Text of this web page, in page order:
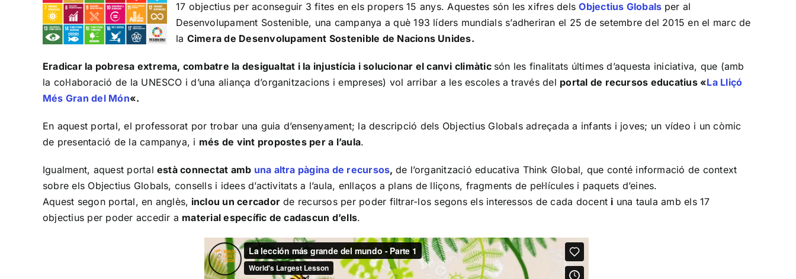
17 objectius per aconseguir 3 fites en els propers 15 anys. Aquestes són les xifres delsObjectius Globals per al
Desenvolupament Sostenible, una campanya a què 193 líders mundials s’adheriran el 25 de setembre del 2015 en el marc de
la Cimera de Desenvolupament Sostenible de Nacions Unides.
Eradicarla pobresa extrema, combatre la desigualtat i la injustícia i solucionar el canvi climàtic són les finalitats últimes d’aquesta iniciativa, que (amb
la col·laboració de la UNESCO i d’una aliança d’organitzacions i empreses) vol arribar a les escoles a través del portal de recursos educatius «La Lliçó
Més Gran del Món«.
En aquest portal, el professorat por trobar una guia d’ensenyament; la descripció dels Objectius Globals adreçada a infants i joves; un vídeo i un còmic
de presentació de la campanya, i més de vint propostes per a l’aula.
Igualment, aquest portal està connectat amb una altra pàgina de recursos, de l’organització educativa Think Global, que conté informació de context
sobre els Objectius Globals, consells i idees d’activitats a l’aula, enllaços a plans de lliçons, fragments de pel·lícules i paquets d’eines.
Aquest segon portal, en anglès, inclou un cercador de recursos per poder filtrar-los segons els interessos de cada docent i una taula amb els 17
objectius per poder accedir a material específic de cadascun d’ells.